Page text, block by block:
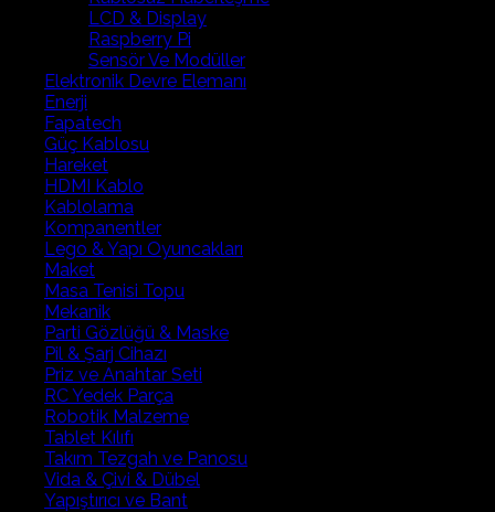
LCD & Display
Raspberry Pi
Sensör Ve Modüller
Elektronik Devre Elemanı
Enerji
Fapatech
Güç Kablosu
Hareket
HDMI Kablo
Kablolama
Kompanentler
Lego & Yapı Oyuncakları
Maket
Masa Tenisi Topu
Mekanik
Parti Gözlüğü & Maske
Pil & Şarj Cihazı
Priz ve Anahtar Seti
RC Yedek Parça
Robotik Malzeme
Tablet Kılıfı
Takım Tezgah ve Panosu
Vida & Çivi & Dübel
Yapıştırıcı ve Bant